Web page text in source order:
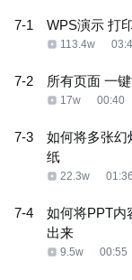
7-1 WPS演示 打
113.4w
7-2 所有页面 一
17w 00:40
7-3
如何将多张幻
纸
22.3w 01:36
7-4
如何将PPT内
出来
9.5w 00:55